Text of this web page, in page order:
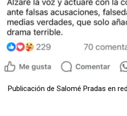
Publicación de Salomé Pradas en